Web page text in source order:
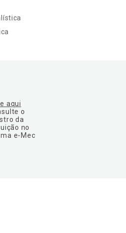
aqui
o
da
no
e-Mec